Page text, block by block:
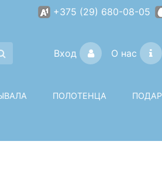
+375 (29) 680-08-05
Вход О нас
ПОЛОТЕНЦА